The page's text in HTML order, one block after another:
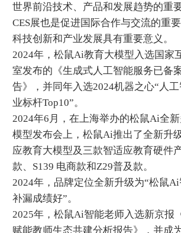
世界前沿技术、产品和发展趋势的重
CES展也是促进国际合作与交流的重
科技创新和产业发展具有重要意义。
2024年，松鼠Ai教育大模型入选国家
室发布的《生成式人工智能服务已备
告》，并同年入选2024机器之心“人
业标杆Top10”。
2024年6月，在上海举办的松鼠Ai全
模型发布会上，松鼠Ai推出了全新升
应教育大模型及三款智适应教育硬件
款、S139 电商款和Z29普及款。
2024年，品牌定位全新升级为“松鼠
补漏成绩好”。
2025年，松鼠Ai智能老师入选新京报
赋能教师生态共建分析报告》，并成